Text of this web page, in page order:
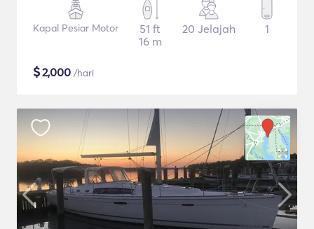
Kapal Pesiar Motor
51 ft
16 m
20 Jelajah 1
$2,000 /hari